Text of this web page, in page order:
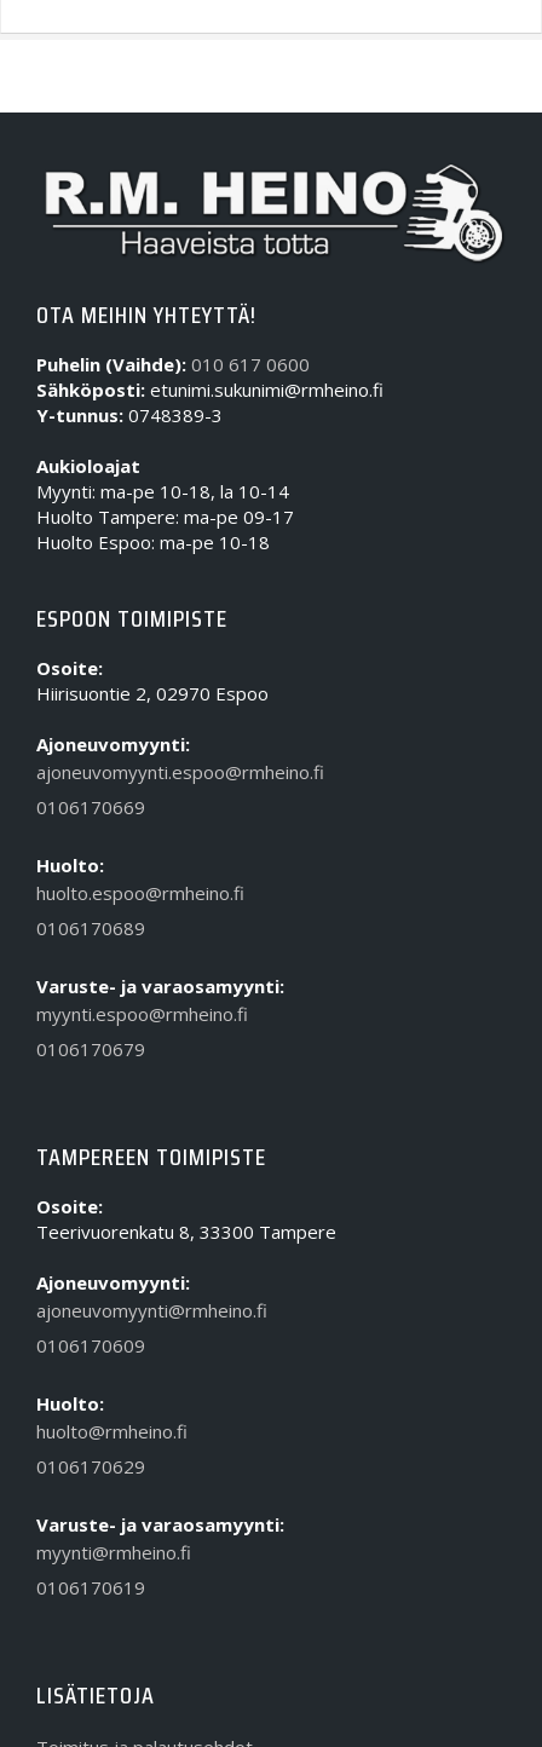
OTA MEIHIN YHTEYTTÄ!
Puhelin (Vaihde): 010 617 0600
Sähköposti: etunimi.sukunimi@rmheino.fi
Y-tunnus: 0748389-3
Aukioloajat
Myynti: ma-pe 10-18, la 10-14
Huolto Tampere: ma-pe 09-17
Huolto Espoo: ma-pe 10-18
ESPOON TOIMIPISTE
Osoite:
Hiirisuontie 2, 02970 Espoo
Ajoneuvomyynti:
ajoneuvomyynti.espoo@rmheino.fi
0106170669
Huolto:
huolto.espoo@rmheino.fi
0106170689
Varuste- ja varaosamyynti:
myynti.espoo@rmheino.fi
0106170679
TAMPEREEN TOIMIPISTE
Osoite:
Teerivuorenkatu 8, 33300 Tampere
Ajoneuvomyynti:
ajoneuvomyynti@rmheino.fi
0106170609
Huolto:
huolto@rmheino.fi
0106170629
Varuste- ja varaosamyynti:
myynti@rmheino.fi
0106170619
LISÄTIETOJA